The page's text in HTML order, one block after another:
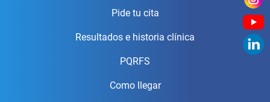
Pide tu cita
Resultados e historia clínica
PQRFS
Como llegar